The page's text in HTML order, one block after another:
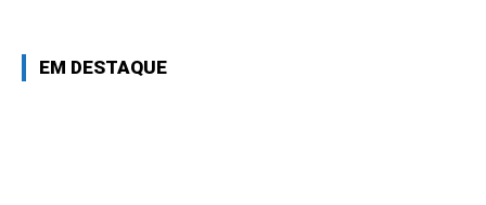
EM DESTAQUE